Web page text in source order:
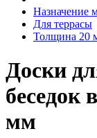
Назначение
Для террасы
Толщина 20
Доски
беседок
мм